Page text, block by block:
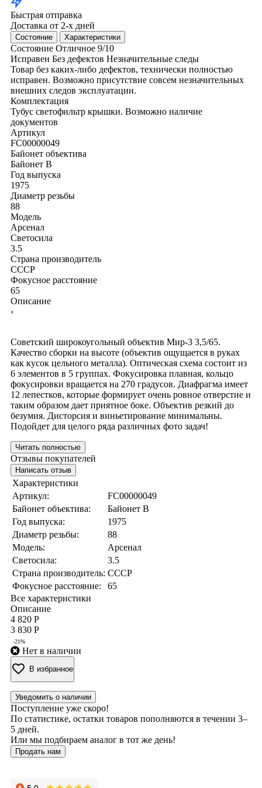
Быстрая отправка
Доставка от 2-х дней
Состояние Характеристики
Состояние Отличное 9/10
Исправен Без дефектов Незначительные следы
Товар без каких-либо дефектов, технически полностью
исправен. Возможно присутствие совсем незначительных
внешних следов эксплуатации.
Комплектация
Тубус светофильтр крышки. Возможно наличие
документов
Артикул
FC00000049
Байонет объектива
Байонет В
Год выпуска
1975
Диаметр резьбы
88
Модель
Арсенал
Светосила
3.5
Страна производитель
СССР
Фокусное расстояние
65
Описание
›
Советский широкоугольный объектив Мир-3 3,5/65.
Качество сборки на высоте (объектив ощущается в руках
как кусок цельного металла). Оптическая схема состоит из
6 элементов в 5 группах. Фокусировка плавная, кольцо
фокусировки вращается на 270 градусов. Диафрагма имеет
12 лепестков, которые формирует очень ровное отверстие и
таким образом дает приятное боке. Объектив резкий до
безумия. Дисторсия и виньетирование минимальны.
Подойдет для целого ряда различных фото задач!
Читать полностью
Отзывы покупателей
Написать отзыв
Характеристики
Артикул:
FC00000049
Байонет объектива:
Байонет В
Год выпуска:
1975
Диаметр резьбы:
88
Модель:
Арсенал
Светосила:
3.5
Страна производитель: СССР
Фокусное расстояние:
65
Все характеристики
Описание
4 820 Р
3 830 Р
-21%
Нет в наличии
В избранное
Уведомить о наличии
Поступление уже скоро!
По статистике, остатки товаров пополняются в течении 3–
5 дней.
Или мы подбираем аналог в тот же день!
Продать нам